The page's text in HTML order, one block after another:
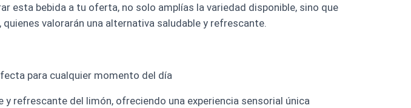
esta bebida a tu oferta, no solo amplías la variedad disponible, sino que
valorarán una alternativa saludable y refrescante.
para cualquier momento del día
refrescante del limón, ofreciendo una experiencia sensorial única